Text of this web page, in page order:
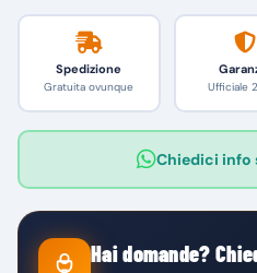
Spedizione
Gratuita ovunque Ufficiale
Chiedici info
Hai domande?